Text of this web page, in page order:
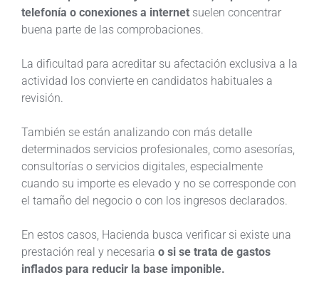
telefonía o conexiones a internet suelen concentrar
buena parte de las comprobaciones.
La dificultad para acreditar su afectación exclusiva a la
actividad los convierte en candidatos habituales a
revisión.
También se están analizando con más detalle
determinados servicios profesionales, como asesorías,
consultorías o servicios digitales, especialmente
cuando su importe es elevado y no se corresponde con
el tamaño del negocio o con los ingresos declarados.
En estos casos, Hacienda busca verificar si existe una
prestación real y necesaria o si se trata de gastos
inflados para reducir la base imponible.